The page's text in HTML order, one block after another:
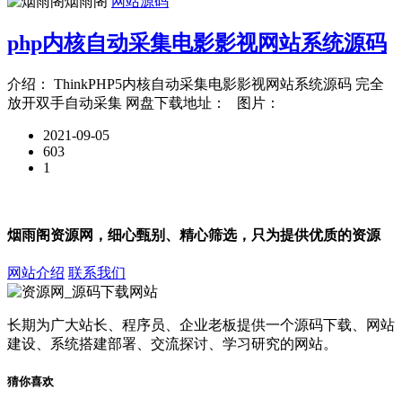
php内核自动采集电影影视网站系统源码
介绍： ThinkPHP5内核自动采集电影影视网站系统源码 完全
放开双手自动采集 网盘下载地址： 图片：
2021-09-05
603
1
烟雨阁资源网，细心甄别、精心筛选，只为提供优质的资源
网站介绍 联系我们
长期为广大站长、程序员、企业老板提供一个源码下载、网站
建设、系统搭建部署、交流探讨、学习研究的网站。
猜你喜欢